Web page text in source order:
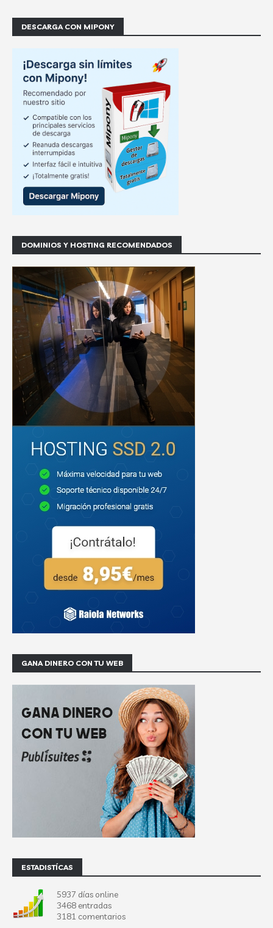
DESCARGA CON MIPONY
DOMINIOS Y HOSTING RECOMENDADOS
GANA DINERO CON TU WEB
ESTADISTÍCAS
5937 días online
3468 entradas
3181 comentarios